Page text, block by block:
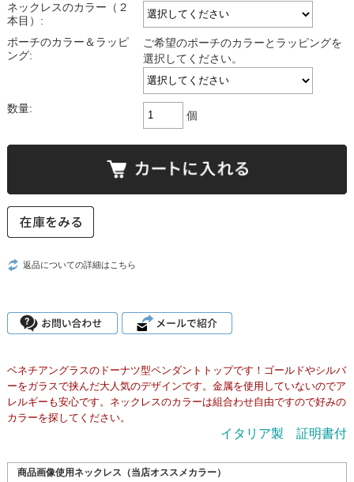
ネックレスのカラー（２
本目）:
ポーチのカラー＆ラッピ
ング:
ご希望のポーチのカラーとラッピングを
選択してください。
数量:
個
返品についての詳細はこちら
ベネチアングラスのドーナツ型ペンダントトップです！ゴールドやシルバ
ーをガラスで挟んだ大人気のデザインです。金属を使用していないのでア
レルギーも安心です。ネックレスのカラーは組合わせ自由ですので好みの
カラーを探してください。
イタリア製 証明書付
商品画像使用ネックレス（当店オススメカラー）